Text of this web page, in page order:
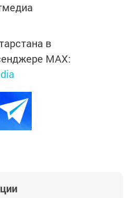
в
MАХ: